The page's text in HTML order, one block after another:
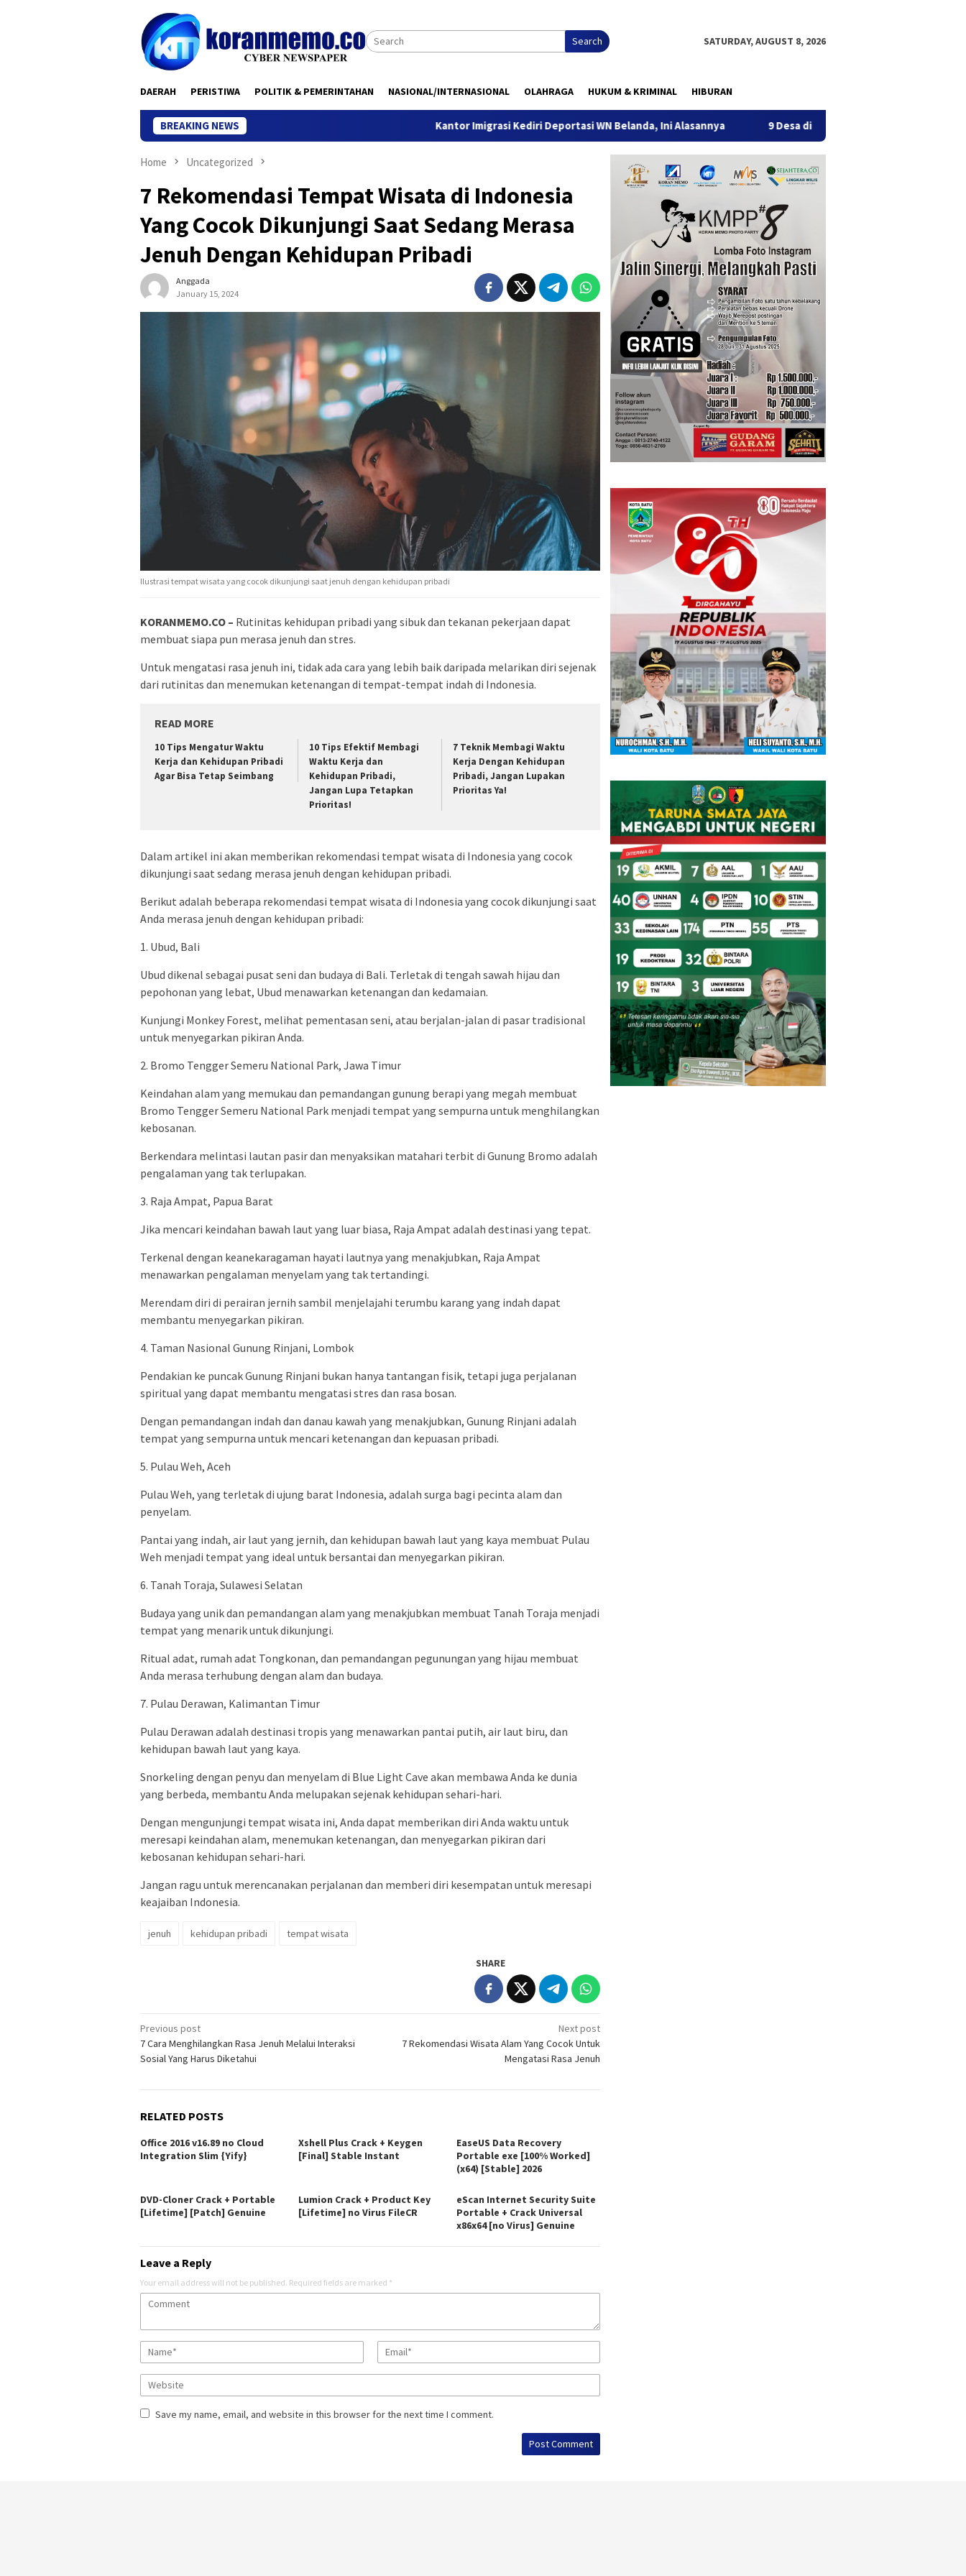
Search SATURDAY, AUGUST 8, 2026
DAERAH PERISTIWA POLITIK & PEMERINTAHAN NASIONAL/INTERNASIONAL OLAHRAGA HUKUM & KRIMINAL HIBURAN
BREAKING NEWS Kantor Imigrasi Kediri Deportasi WN Belanda, Ini Alasannya 9 Desa di 6 Kecamatan Tulungagung Alami Kekeringan
Home Uncategorized
7 Rekomendasi Tempat Wisata di Indonesia
Yang Cocok Dikunjungi Saat Sedang Merasa
Jenuh Dengan Kehidupan Pribadi
Anggada
January 15, 2024
Ilustrasi tempat wisata yang cocok dikunjungi saat jenuh dengan kehidupan pribadi
KORANMEMO.CO – Rutinitas kehidupan pribadi yang sibuk dan tekanan pekerjaan dapat
membuat siapa pun merasa jenuh dan stres.
Untuk mengatasi rasa jenuh ini, tidak ada cara yang lebih baik daripada melarikan diri sejenak
dari rutinitas dan menemukan ketenangan di tempat-tempat indah di Indonesia.
READ MORE
10 Tips Mengatur Waktu
Kerja dan Kehidupan Pribadi
Agar Bisa Tetap Seimbang
10 Tips Efektif Membagi
Waktu Kerja dan
Kehidupan Pribadi,
Jangan Lupa Tetapkan
Prioritas!
7 Teknik Membagi Waktu
Kerja Dengan Kehidupan
Pribadi, Jangan Lupakan
Prioritas Ya!
Dalam artikel ini akan memberikan rekomendasi tempat wisata di Indonesia yang cocok
dikunjungi saat sedang merasa jenuh dengan kehidupan pribadi.
Berikut adalah beberapa rekomendasi tempat wisata di Indonesia yang cocok dikunjungi saat
Anda merasa jenuh dengan kehidupan pribadi:
1. Ubud, Bali
Ubud dikenal sebagai pusat seni dan budaya di Bali. Terletak di tengah sawah hijau dan
pepohonan yang lebat, Ubud menawarkan ketenangan dan kedamaian.
Kunjungi Monkey Forest, melihat pementasan seni, atau berjalan-jalan di pasar tradisional
untuk menyegarkan pikiran Anda.
2. Bromo Tengger Semeru National Park, Jawa Timur
Keindahan alam yang memukau dan pemandangan gunung berapi yang megah membuat
Bromo Tengger Semeru National Park menjadi tempat yang sempurna untuk menghilangkan
kebosanan.
Berkendara melintasi lautan pasir dan menyaksikan matahari terbit di Gunung Bromo adalah
pengalaman yang tak terlupakan.
3. Raja Ampat, Papua Barat
Jika mencari keindahan bawah laut yang luar biasa, Raja Ampat adalah destinasi yang tepat.
Terkenal dengan keanekaragaman hayati lautnya yang menakjubkan, Raja Ampat
menawarkan pengalaman menyelam yang tak tertandingi.
Merendam diri di perairan jernih sambil menjelajahi terumbu karang yang indah dapat
membantu menyegarkan pikiran.
4. Taman Nasional Gunung Rinjani, Lombok
Pendakian ke puncak Gunung Rinjani bukan hanya tantangan fisik, tetapi juga perjalanan
spiritual yang dapat membantu mengatasi stres dan rasa bosan.
Dengan pemandangan indah dan danau kawah yang menakjubkan, Gunung Rinjani adalah
tempat yang sempurna untuk mencari ketenangan dan kepuasan pribadi.
5. Pulau Weh, Aceh
Pulau Weh, yang terletak di ujung barat Indonesia, adalah surga bagi pecinta alam dan
penyelam.
Pantai yang indah, air laut yang jernih, dan kehidupan bawah laut yang kaya membuat Pulau
Weh menjadi tempat yang ideal untuk bersantai dan menyegarkan pikiran.
6. Tanah Toraja, Sulawesi Selatan
Budaya yang unik dan pemandangan alam yang menakjubkan membuat Tanah Toraja menjadi
tempat yang menarik untuk dikunjungi.
Ritual adat, rumah adat Tongkonan, dan pemandangan pegunungan yang hijau membuat
Anda merasa terhubung dengan alam dan budaya.
7. Pulau Derawan, Kalimantan Timur
Pulau Derawan adalah destinasi tropis yang menawarkan pantai putih, air laut biru, dan
kehidupan bawah laut yang kaya.
Snorkeling dengan penyu dan menyelam di Blue Light Cave akan membawa Anda ke dunia
yang berbeda, membantu Anda melupakan sejenak kehidupan sehari-hari.
Dengan mengunjungi tempat wisata ini, Anda dapat memberikan diri Anda waktu untuk
meresapi keindahan alam, menemukan ketenangan, dan menyegarkan pikiran dari
kebosanan kehidupan sehari-hari.
Jangan ragu untuk merencanakan perjalanan dan memberi diri kesempatan untuk meresapi
keajaiban Indonesia.
jenuh kehidupan pribadi tempat wisata
SHARE
Post
navigation
Previous post
7 Cara Menghilangkan Rasa Jenuh Melalui Interaksi
Sosial Yang Harus Diketahui
Next post
7 Rekomendasi Wisata Alam Yang Cocok Untuk
Mengatasi Rasa Jenuh
RELATED POSTS
Office 2016 v16.89 no Cloud
Integration Slim {Yify}
Xshell Plus Crack + Keygen
[Final] Stable Instant
EaseUS Data Recovery
Portable exe [100% Worked]
(x64) [Stable] 2026
DVD-Cloner Crack + Portable
[Lifetime] [Patch] Genuine
Lumion Crack + Product Key
[Lifetime] no Virus FileCR
eScan Internet Security Suite
Portable + Crack Universal
x86x64 [no Virus] Genuine
Leave a Reply
Your email address will not be published. Required fields are marked *
Save my name, email, and website in this browser for the next time I comment.